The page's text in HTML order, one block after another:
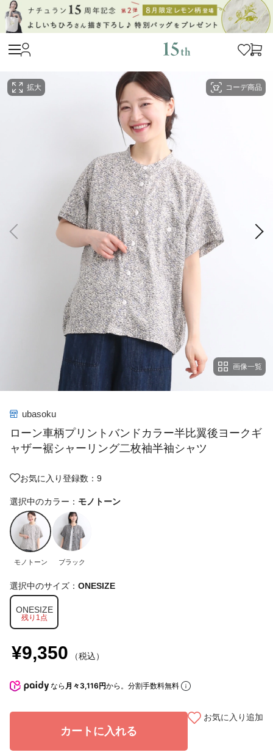
コーデ商品
拡大
画像一覧
ubasoku
ローン車柄プリントバンドカラー半比翼後ヨークギ
ャザー裾シャーリング二枚袖半袖シャツ
お気に入り登録数：9
選択中のカラー： モノトーン
モノトーン ブラック
選択中のサイズ： ONESIZE
ONESIZE
残り1点
¥9,350 （税込）
なら 月々3,116円から。分割手数料無料
カートに入れる
お気に入り追加